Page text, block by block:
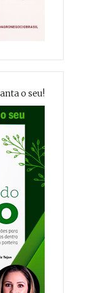
o seu!